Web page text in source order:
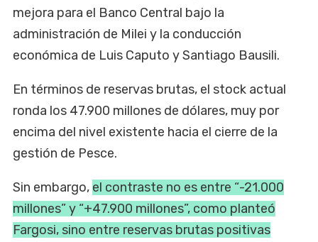
mejora para el Banco Central bajo la
administración de Milei y la conducción
económica de Luis Caputo y Santiago Bausili.
En términos de reservas brutas, el stock actual
ronda los 47.900 millones de dólares, muy por
encima del nivel existente hacia el cierre de la
gestión de Pesce.
Sin embargo, el contraste no es entre “-21.000
millones” y “+47.900 millones”, como planteó
Fargosi, sino entre reservas brutas positivas